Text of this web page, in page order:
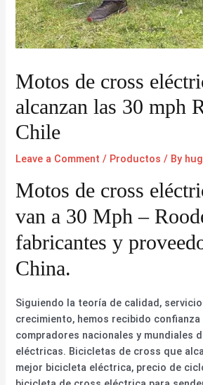
Motos de cross
alcanzan las 30 mph
Chile
Leave a Comment / Productos / By
Motos de cross
van a 30 Mph –
fabricantes y
China.
Siguiendo la teoría de calidad,
crecimiento, hemos recibido
compradores nacionales y mundiales
eléctricas. Bicicletas de cross que
mejor bicicleta eléctrica, precio de